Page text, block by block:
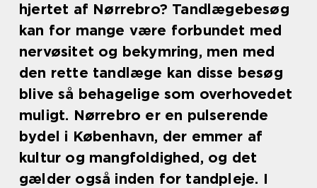
hjertet af Nørrebro? Tandlægebesøg
kan for mange være forbundet med
nervøsitet og bekymring, men med
den rette tandlæge kan disse besøg
blive så behagelige som overhovedet
muligt. Nørrebro er en pulserende
bydel i København, der emmer af
kultur og mangfoldighed, og det
gælder også inden for tandpleje. I